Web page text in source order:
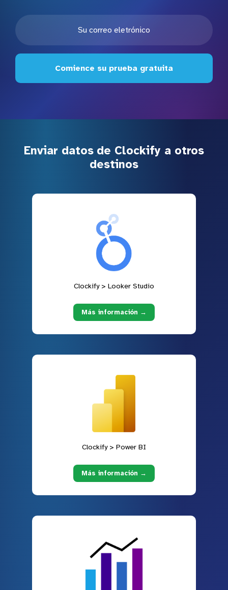
Comience su prueba gratuita
Enviar datos de Clockify a otros
destinos
Clockify > Looker Studio
Más información →
Clockify > Power BI
Más información →